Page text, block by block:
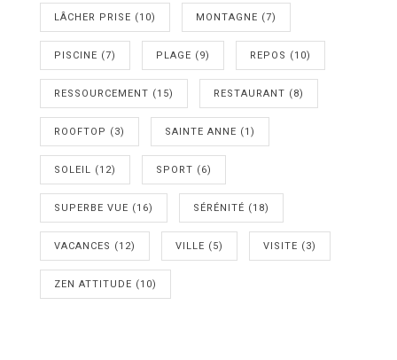
LÂCHER PRISE (10) MONTAGNE (7)
PISCINE (7) PLAGE (9) REPOS (10)
RESSOURCEMENT (15) RESTAURANT (8)
ROOFTOP (3) SAINTE ANNE (1)
SOLEIL (12) SPORT (6)
SUPERBE VUE (16) SÉRÉNITÉ (18)
VACANCES (12) VILLE (5) VISITE (3)
ZEN ATTITUDE (10)